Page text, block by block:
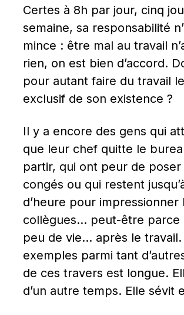
Certes à 8h par jour, cinq
semaine, sa responsabilité
mince : être mal au travail
rien, on est bien d’accord.
pour autant faire du travail
exclusif de son existence ?
Il y a encore des gens qui
que leur chef quitte le
partir, qui ont peur de poser
congés ou qui restent
d’heure pour impressionner
collègues… peut-être parce
peu de vie… après le travail.
exemples parmi tant
de ces travers est longue.
d’un autre temps. Elle sévit